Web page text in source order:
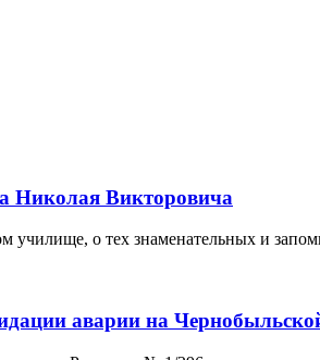
Николая Викторовича
о тех знаменательных и
аварии на